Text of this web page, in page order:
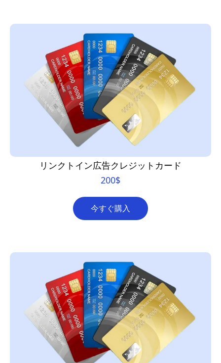
リンクトイン広告クレジットカード
200$
今すぐ購入